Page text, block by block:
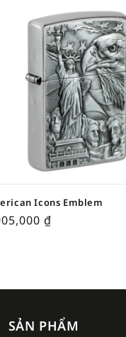
Icons Emblem
₫
SẢN PHẨM